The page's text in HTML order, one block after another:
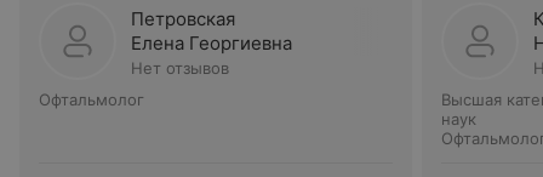
Петровская
Елена Георгиевна
Нет отзывов
Офтальмолог
Высшая
наук